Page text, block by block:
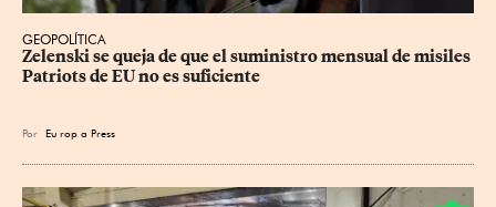
GEOPOLÍTICA
Zelenski se queja de que el suministro mensual de misiles
Patriots de EU no es suficiente
Por Eu rop a Press